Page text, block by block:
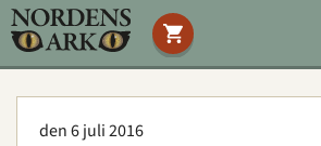
Stöd oss
den 6 juli 2016